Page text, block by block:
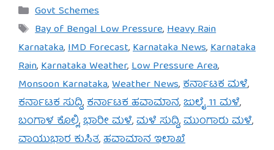
Categories
Govt Schemes
Tags
Bay of Bengal Low Pressure,Heavy Rain
Karnataka,IMD Forecast,Karnataka News,Karnataka
Rain,Karnataka Weather,Low Pressure Area,
Monsoon Karnataka,Weather News,ಕರ್ನಾಟಕ ಮಳೆ,
ಕರ್ನಾಟಕ ಸುದ್ದಿ,ಕರ್ನಾಟಕ ಹವಾಮಾನ,ಜುಲೈ 11 ಮಳೆ,
ಬಂಗಾಳ ಕೊಲ್ಲಿ,ಭಾರೀ ಮಳೆ,ಮಳೆ ಸುದ್ದಿ,ಮುಂಗಾರು ಮಳೆ,
ವಾಯುಭಾರ ಕುಸಿತ,ಹವಾಮಾನ ಇಲಾಖೆ